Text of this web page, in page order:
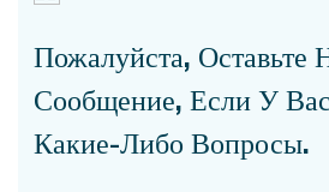
Пожалуйста, Оставьте
Сообщение, Если У
Какие-Либо Вопросы.